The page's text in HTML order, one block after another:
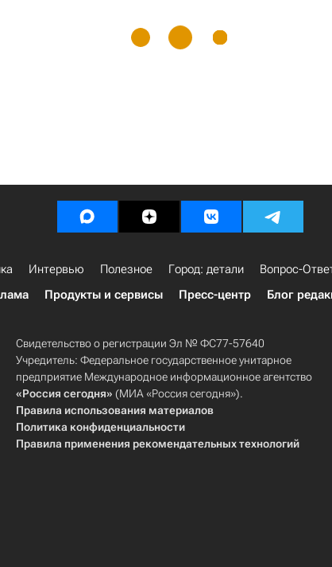
Интервью Полезное Город: детали Вопрос-
Продукты и сервисы Пресс-центр Блог
Свидетельство о регистрации Эл № ФС77-57640
Учредитель: Федеральное государственное унитарное
предприятие Международное информационное агентство
«Россия сегодня» (МИА «Россия сегодня»).
Правила использования материалов
Политика конфиденциальности
Правила применения рекомендательных технологий